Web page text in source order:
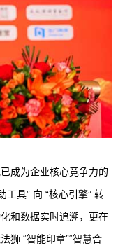
成为企业核心竞争力的
具” 向 “核心引擎” 转
和数据实时追溯，更在
狮 “智能印章”“智慧合